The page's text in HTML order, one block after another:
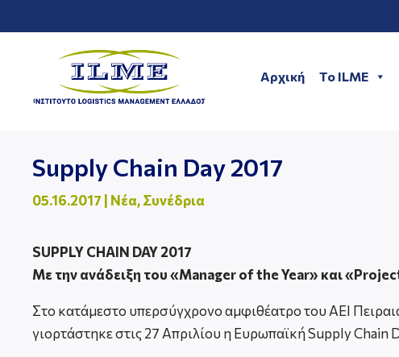
Αρχική To ILME
Supply Chain Day 2017
05.16.2017 Νέα,Συνέδρια
SUPPLY CHAIN DAY 2017
Με την ανάδειξη του «Manager of the Year» και
Στο κατάμεστο υπερσύγχρονο αμφιθέατρο του AEI
γιορτάστηκε στις 27 Απριλίου η Ευρωπαϊκή Supply Chain